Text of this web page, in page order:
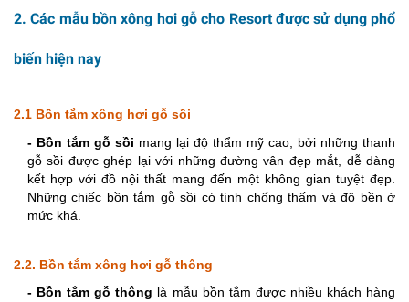
2. Các mẫu bồn xông hơi gỗ cho Resort được sử dụng phổ
biến hiện nay
2.1 Bồn tắm xông hơi gỗ sồi
- Bồn tắm gỗ sồi mang lại độ thẩm mỹ cao, bởi những thanh
gỗ sồi được ghép lại với những đường vân đẹp mắt, dễ dàng
kết hợp với đồ nội thất mang đến một không gian tuyệt đẹp.
Những chiếc bồn tắm gỗ sồi có tính chống thấm và độ bền ở
mức khá.
2.2. Bồn tắm xông hơi gỗ thông
- Bồn tắm gỗ thông là mẫu bồn tắm được nhiều khách hàng